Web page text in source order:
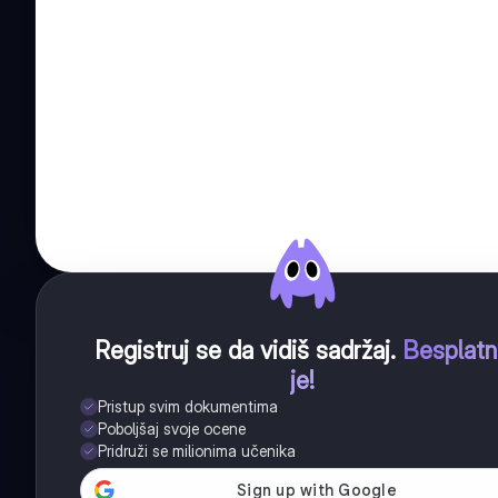
Registruj se da vidiš sadržaj.
je!
Pristup svim dokumentima
Poboljšaj svoje ocene
Pridruži se milionima učenika